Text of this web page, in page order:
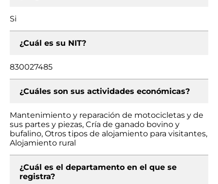
Si
¿Cuál es su NIT?
830027485
¿Cuáles son sus actividades económicas?
Mantenimiento y reparación de motocicletas y de
sus partes y piezas, Cría de ganado bovino y
bufalino, Otros tipos de alojamiento para visitantes,
Alojamiento rural
¿Cuál es el departamento en el que se
registra?